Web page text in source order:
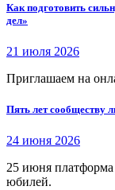
Как подготовить
дел»
21 июля 2026
Приглашаем на
Пять лет сообществу
24 июня 2026
25 июня
юбилей.